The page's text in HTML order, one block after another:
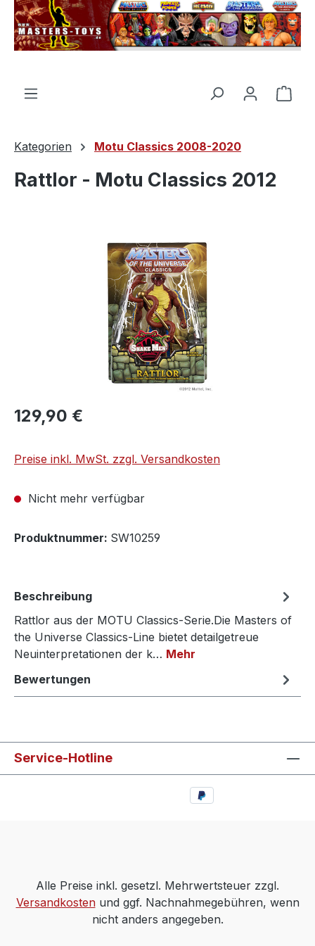
springen
Kategorien Motu Classics 2008-2020
Rattlor - Motu Classics 2012
Bildergalerie überspringen
129,90 €
Preise inkl. MwSt. zzgl. Versandkosten
Nicht mehr verfügbar
Produktnummer: SW10259
Beschreibung
Rattlor aus der MOTU Classics-Serie.Die Masters of
the Universe Classics-Line bietet detailgetreue
Neuinterpretationen der k… Mehr
Bewertungen
Service-Hotline
Alle Preise inkl. gesetzl. Mehrwertsteuer zzgl.
Versandkostenund ggf. Nachnahmegebühren, wenn
nicht anders angegeben.